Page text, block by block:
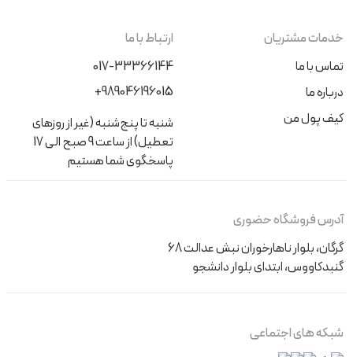
خدمات مشتریان
تماس با ما
درباره ما
کیف پول من
ارتباط با ما
017-33366144
+989046196015
شنبه تا پنج‌شنبه (غیر از روزهای
تعطیل) از ساعت 9 صبح الی 17
پاسخگوی شما هستیم
آدرس فروشگاه حضوری
گرگان، بلوار ناهارخوران نبش عدالت 68
گنبدکاووس، ابتدای بلوار دانشجو
شبکه های اجتماعی